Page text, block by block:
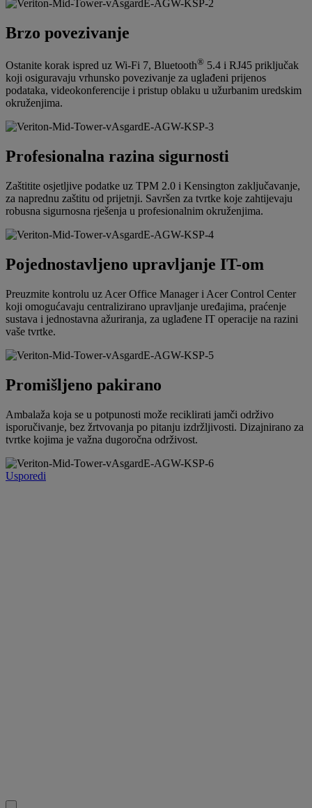
Brzo povezivanje
Ostanite korak ispred uz Wi-Fi 7, Bluetooth® 5.4 i RJ45 priključak
koji osiguravaju vrhunsko povezivanje za uglađeni prijenos
podataka, videokonferencije i pristup oblaku u užurbanim uredskim
okruženjima.
Profesionalna razina sigurnosti
Zaštitite osjetljive podatke uz TPM 2.0 i Kensington zaključavanje,
za naprednu zaštitu od prijetnji. Savršen za tvrtke koje zahtijevaju
robusna sigurnosna rješenja u profesionalnim okruženjima.
Pojednostavljeno upravljanje IT-om
Preuzmite kontrolu uz Acer Office Manager i Acer Control Center
koji omogućavaju centralizirano upravljanje uređajima, praćenje
sustava i jednostavna ažuriranja, za uglađene IT operacije na razini
vaše tvrtke.
Promišljeno pakirano
Ambalaža koja se u potpunosti može reciklirati jamči održivo
isporučivanje, bez žrtvovanja po pitanju izdržljivosti. Dizajnirano za
tvrtke kojima je važna dugoročna održivost.
Usporedi